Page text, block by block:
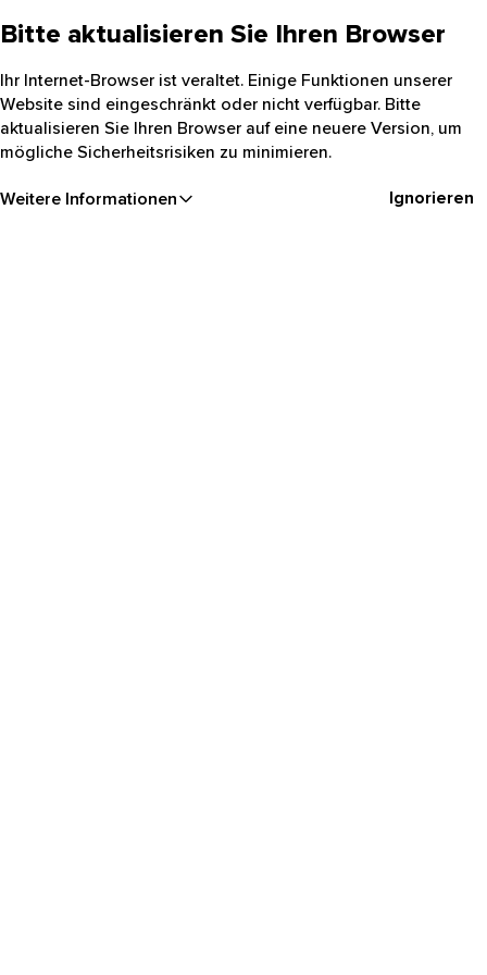
Bitte aktualisieren Sie Ihren Browser
Ihr Internet-Browser ist veraltet. Einige Funktionen unserer
Website sind eingeschränkt oder nicht verfügbar. Bitte
aktualisieren Sie Ihren Browser auf eine neuere Version, um
mögliche Sicherheitsrisiken zu minimieren.
Weitere Informationen Ignorieren